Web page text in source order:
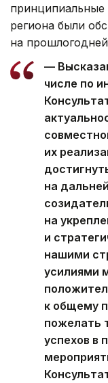
региона были
на
—
числе по
их
на
на
и
нашими
усилиями
к общему
пожелать
успехов в